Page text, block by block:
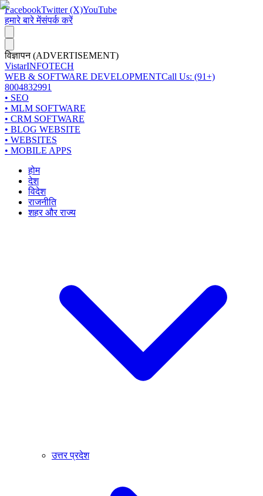
FacebookTwitter (X)YouTube
हमारे बारे मेंसंपर्क करें
विज्ञापन (ADVERTISEMENT)
VistarINFOTECH
WEB & SOFTWARE DEVELOPMENTCall Us: (91+)
8004832991
• SEO
• MLM SOFTWARE
• CRM SOFTWARE
• BLOG WEBSITE
• WEBSITES
• MOBILE APPS
होम
देश
विदेश
राजनीति
शहर और राज्य
उत्तर प्रदेश